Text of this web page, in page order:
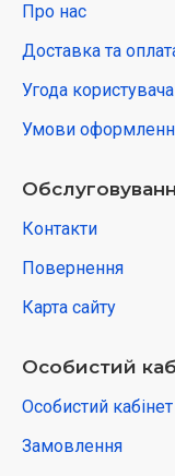
Про нас
Доставка та
Угода користувача
Умови
Контакти
Повернення
Карта сайту
Особистий
Особистий кабінет
Замовлення